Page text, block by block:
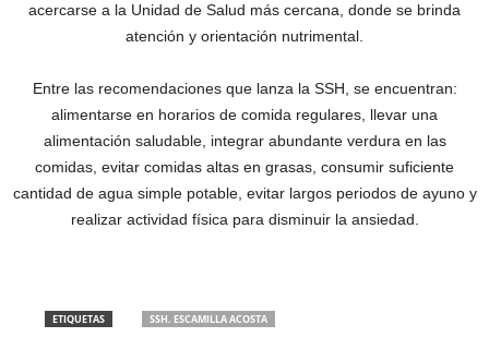
acercarse a la Unidad de Salud más cercana, donde se brinda
atención y orientación nutrimental.
Entre las recomendaciones que lanza la SSH, se encuentran:
alimentarse en horarios de comida regulares, llevar una
alimentación saludable, integrar abundante verdura en las
comidas, evitar comidas altas en grasas, consumir suficiente
cantidad de agua simple potable, evitar largos periodos de ayuno y
realizar actividad física para disminuir la ansiedad.
ETIQUETAS SSH. ESCAMILLA ACOSTA